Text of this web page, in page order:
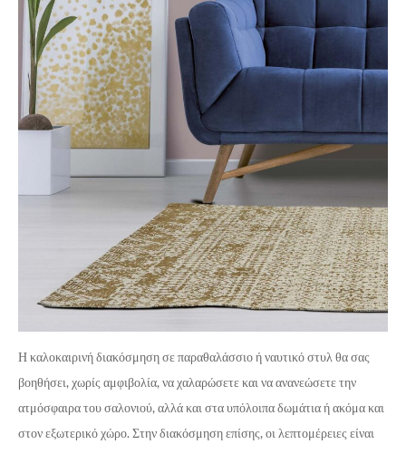
Η καλοκαιρινή διακόσμηση σε παραθαλάσσιο ή ναυτικό στυλ θα σας
βοηθήσει, χωρίς αμφιβολία, να χαλαρώσετε και να ανανεώσετε την
ατμόσφαιρα του σαλονιού, αλλά και στα υπόλοιπα δωμάτια ή ακόμα και
στον εξωτερικό χώρο. Στην διακόσμηση επίσης, οι λεπτομέρειες είναι